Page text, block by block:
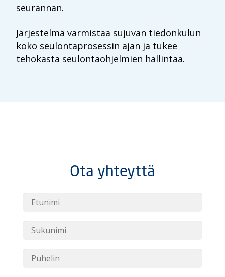
seurannan.
Järjestelmä varmistaa sujuvan tiedonkulun
koko seulontaprosessin ajan ja tukee
tehokasta seulontaohjelmien hallintaa.
Ota yhteyttä